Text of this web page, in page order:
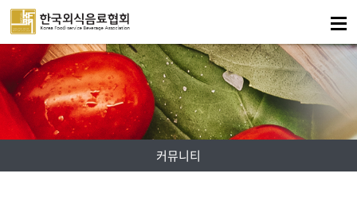
주메뉴 바로가기
컨텐츠 바로가기
커뮤니티